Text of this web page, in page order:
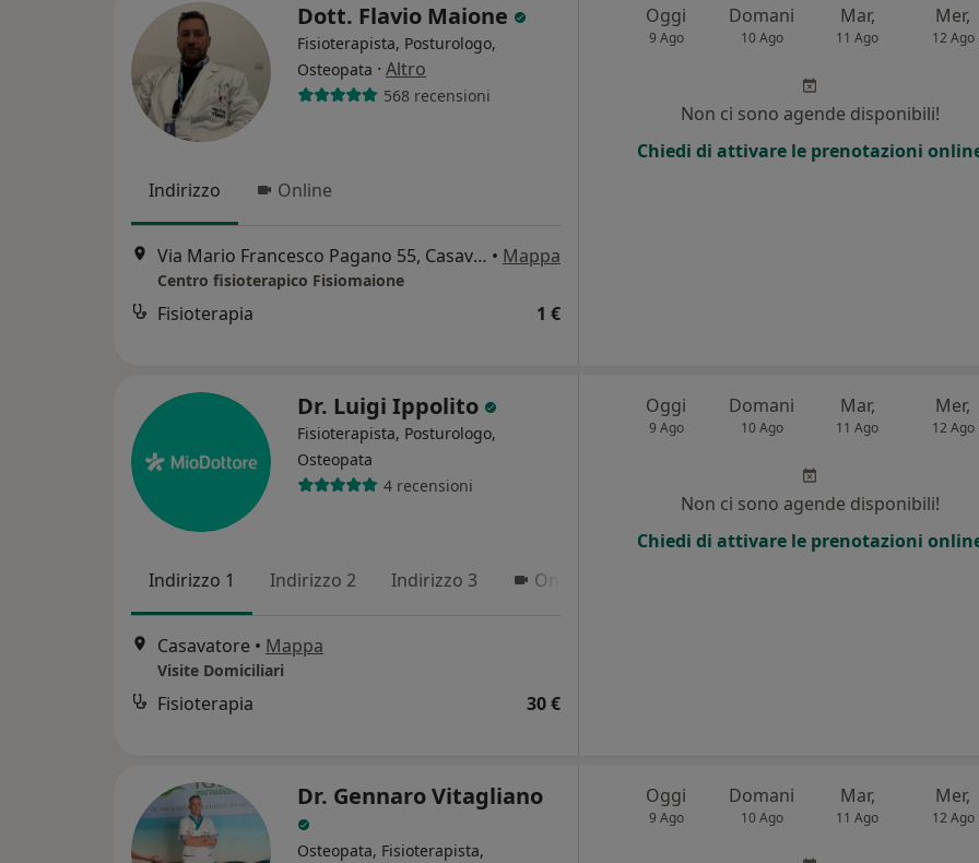
Dott. Flavio Maione
Fisioterapista, Posturologo,
Osteopata · Altro
568 recensioni
Indirizzo Online
Via Mario Francesco Pagano 55, Casavatore • Mappa
Centro fisioterapico Fisiomaione
Fisioterapia 1 €
Oggi
9 Ago
Domani
10 Ago
Mar,
11 Ago
Mer,
12 Ago
Non ci sono agende disponibili!
Chiedi di attivare le prenotazioni
Dr. Luigi Ippolito
Fisioterapista, Posturologo,
Osteopata
4 recensioni
Indirizzo 1 Indirizzo 2 Indirizzo 3 Online
Casavatore • Mappa
Visite Domiciliari
Fisioterapia 30 €
Oggi
9 Ago
Domani
10 Ago
Mar,
11 Ago
Mer,
12 Ago
Non ci sono agende disponibili!
Chiedi di attivare le prenotazioni
Dr. Gennaro Vitagliano
Osteopata, Fisioterapista,
Oggi
9 Ago
Domani
10 Ago
Mar,
11 Ago
Mer,
12 Ago